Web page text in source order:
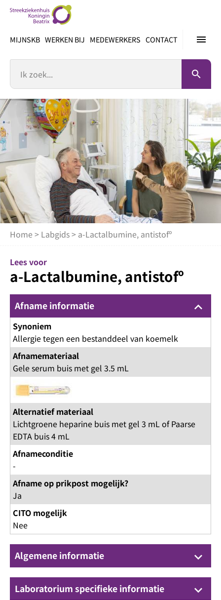
inhoud
menu
MIJNSKB WERKEN BIJ MEDEWERKERS CONTACT
search
Home > Labgids> a-Lactalbumine, antistofº
Lees voor
a-Lactalbumine, antistofº
Afname informatie keyboard_arrow_up
Synoniem
Allergie tegen een bestanddeel van koemelk
Afnamemateriaal
Gele serum buis met gel 3.5 mL
Alternatief materiaal
Lichtgroene heparine buis met gel 3 mL of Paarse
EDTA buis 4 mL
Afnameconditie
-
Afname op prikpost mogelijk?
Ja
CITO mogelijk
Nee
Algemene informatie keyboard_arrow_down
Laboratorium specifieke informatie keyboard_arrow_down